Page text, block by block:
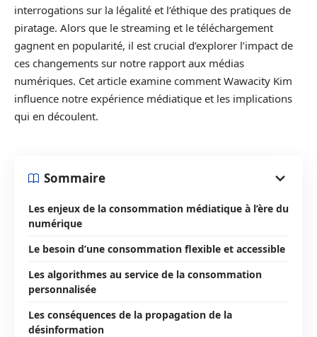
interrogations sur la légalité et l’éthique des pratiques de
piratage. Alors que le streaming et le téléchargement
gagnent en popularité, il est crucial d’explorer l’impact de
ces changements sur notre rapport aux médias
numériques. Cet article examine comment Wawacity Kim
influence notre expérience médiatique et les implications
qui en découlent.
Sommaire
Les enjeux de la consommation médiatique à l’ère du
numérique
Le besoin d’une consommation flexible et accessible
Les algorithmes au service de la consommation
personnalisée
Les conséquences de la propagation de la
désinformation